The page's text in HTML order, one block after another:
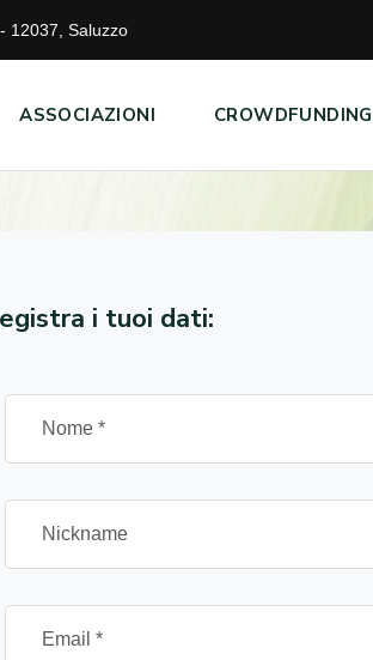
12037, Saluzzo
ASSOCIAZIONI CROWDFUNDING
i tuoi dati: